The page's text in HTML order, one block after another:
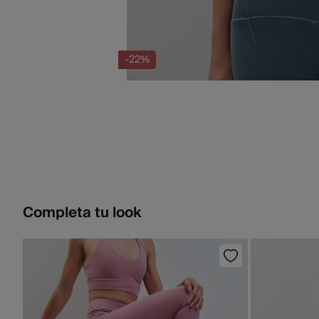
-22%
Completa tu look